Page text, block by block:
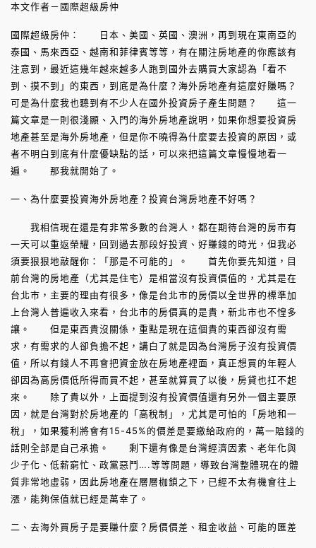
本文作者－國際超級房仲
國際超級房仲： 日本、美國、英國、澳洲，再到現在東南亞的
泰國、馬來西亞、越南和菲律賓等等，有在關注房地產的你應該有
注意到，最近這幾年越來越多人跑到國外去購買大家認為「看不
到、摸不到」的東西，到底是為什麼？海外房地產有這麼好賺嗎？
可是為什麼我也聽到有不少人在國外投資房子產生問題？ 這一
篇文章是一則很淺顯、入門的海外房地產說明，如果你想要投資房
地產甚至是海外房地產，但是你不曉得為什麼要去投資的原因，或
者不明白到底有什麼優缺點的話，可以來把這篇文章慢慢地看一
遍。 那我就開始了。
一、為什麼要投資海外房地產？投資台灣房地產不好嗎？
我相信現在還是有非常多數的台灣人，都在期待台灣的房市有
一天可以重返榮耀，回到過去那段好投資、好賺錢的時光，但我必
須要狠狠地敲醒你：「那是不可能的」。 首先你要先知道，目
前台灣的房地產（尤其是住宅）是相當沒有投資價值的，尤其是在
台北市，主要的理由有很多，像是台北市的房價以全世界的標準加
上台灣人普遍收入來看，台北市的房價真的是貴，新北市也不惶多
讓。 但是東西貴沒關係，重點是現在這個貴的東西卻沒有需
求，有需求的人卻負擔不起，講白了就是因為台灣房子沒有投資價
值，所以有錢人不再會把資金放在房地產裡面，真正想買的年輕人
卻因為高房價低所得而買不起，甚至就算買了以後，房貸也扛不起
來。 除了貴以外，上面提到沒有投資價值還有另外一個主要原
因，就是台灣對於房地產的「高稅制」，尤其是可怕的「房地和一
稅」，如果獲利將會有15-45%的價差是要繳給政府的，萬一賠錢的
話則全部是自己承擔。 剩下還有像是台灣經濟因素、老年化與
少子化、低薪窮忙、政黨惡鬥….等等問題，導致台灣整體現在的體
質非常地虛弱，因此房地產在層層枷鎖之下，已經不太有機會往上
漲，能夠保值就已經是萬幸了。
二、去海外買房子是要賺什麼？房價價差、租金收益、可能的匯差